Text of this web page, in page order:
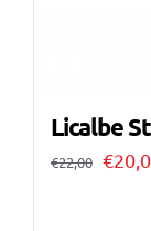
Licalbe
€22,00 Il
€